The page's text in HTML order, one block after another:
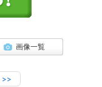
画像一覧
>>